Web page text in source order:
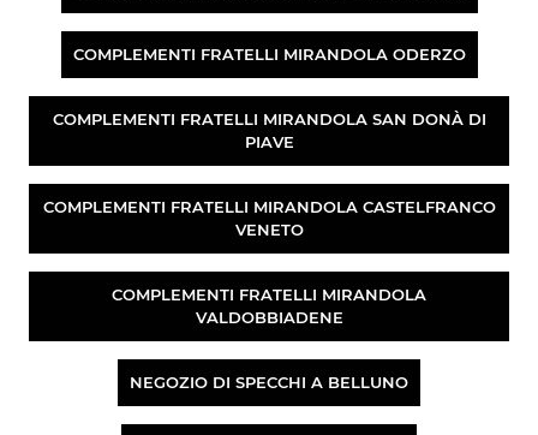
COMPLEMENTI FRATELLI MIRANDOLA ODERZO
COMPLEMENTI FRATELLI MIRANDOLA SAN DONÀ DI
PIAVE
COMPLEMENTI FRATELLI MIRANDOLA CASTELFRANCO
VENETO
COMPLEMENTI FRATELLI MIRANDOLA
VALDOBBIADENE
NEGOZIO DI SPECCHI A BELLUNO